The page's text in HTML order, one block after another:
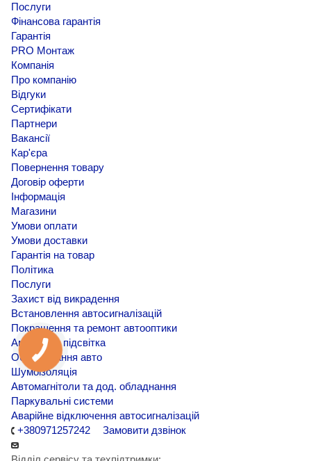
Послуги
Фінансова гарантія
Гарантія
PRO Монтаж
Компанія
Про компанію
Відгуки
Сертифікати
Партнери
Вакансії
Кар'єра
Повернення товару
Договір оферти
Інформація
Магазини
Умови оплати
Умови доставки
Гарантія на товар
Політика
Послуги
Захист від викрадення
Встановлення автосигналізацій
Покращення та ремонт автооптики
Амбієнтна підсвітка
Обклеювання авто
Шумоізоляція
Автомагнітоли та дод. обладнання
Паркувальні системи
Аварійне відключення автосигналізацій
+380971257242
Замовити дзвінок